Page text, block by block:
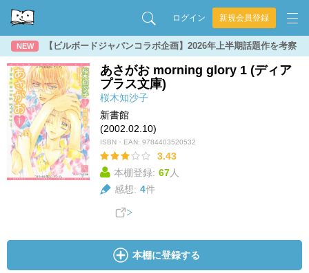
ログイン 新規会員登録
NEW 【ビルボードジャパンコラボ企画】2026年上半期話題作を考察
あさがお morning glory 1 (ディア
プラス文庫)
桜木知沙子
新書館
(2002.02.10)
ISBN・EAN: 9784403520532
3.43
本棚登録: 67人
感想: 4件
本棚に登録する